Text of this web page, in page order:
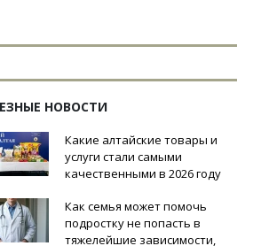
НОВОСТИ
Какие алтайские товары и
услуги стали самыми
качественными в 2026 году
Как семья может помочь
подростку не попасть в
тяжелейшие зависимости,